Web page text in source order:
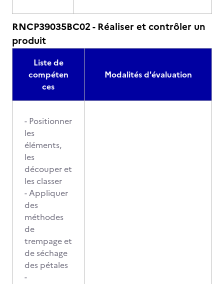
RNCP39035BC02 - Réaliser et contrôler un
produit
Liste de
compéten
ces
Modalités d'évaluation
- Positionner
les
éléments,
les
découper et
les classer
- Appliquer
des
méthodes
de
trempage et
de séchage
des pétales
-